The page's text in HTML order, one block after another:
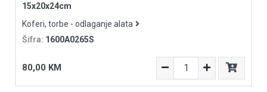
15x20x24cm
Koferi, torbe - odlaganje alata
Šifra: 1600A0265S
80,00 KM